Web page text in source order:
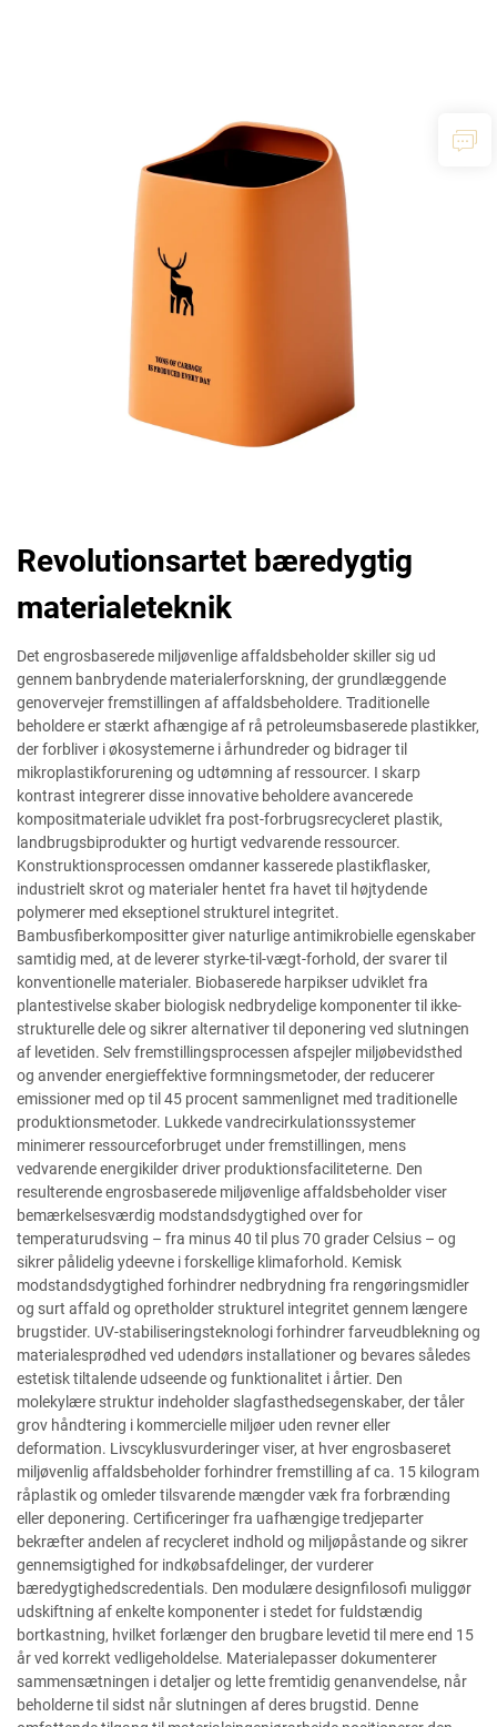
Revolutionsartet bæredygtig
materialeteknik
Det engrosbaserede miljøvenlige affaldsbeholder skiller sig ud
gennem banbrydende materialerforskning, der grundlæggende
genovervejer fremstillingen af affaldsbeholdere. Traditionelle
beholdere er stærkt afhængige af rå petroleumsbaserede plastikker,
der forbliver i økosystemerne i århundreder og bidrager til
mikroplastikforurening og udtømning af ressourcer. I skarp
kontrast integrerer disse innovative beholdere avancerede
kompositmateriale udviklet fra post-forbrugsrecycleret plastik,
landbrugsbiprodukter og hurtigt vedvarende ressourcer.
Konstruktionsprocessen omdanner kasserede plastikflasker,
industrielt skrot og materialer hentet fra havet til højtydende
polymerer med ekseptionel strukturel integritet.
Bambusfiberkompositter giver naturlige antimikrobielle egenskaber
samtidig med, at de leverer styrke-til-vægt-forhold, der svarer til
konventionelle materialer. Biobaserede harpikser udviklet fra
plantestivelse skaber biologisk nedbrydelige komponenter til ikke-
strukturelle dele og sikrer alternativer til deponering ved slutningen
af levetiden. Selv fremstillingsprocessen afspejler miljøbevidsthed
og anvender energieffektive formningsmetoder, der reducerer
emissioner med op til 45 procent sammenlignet med traditionelle
produktionsmetoder. Lukkede vandrecirkulationssystemer
minimerer ressourceforbruget under fremstillingen, mens
vedvarende energikilder driver produktionsfaciliteterne. Den
resulterende engrosbaserede miljøvenlige affaldsbeholder viser
bemærkelsesværdig modstandsdygtighed over for
temperaturudsving – fra minus 40 til plus 70 grader Celsius – og
sikrer pålidelig ydeevne i forskellige klimaforhold. Kemisk
modstandsdygtighed forhindrer nedbrydning fra rengøringsmidler
og surt affald og opretholder strukturel integritet gennem længere
brugstider. UV-stabiliseringsteknologi forhindrer farveudblekning og
materialesprødhed ved udendørs installationer og bevares således
estetisk tiltalende udseende og funktionalitet i årtier. Den
molekylære struktur indeholder slagfasthedsegenskaber, der tåler
grov håndtering i kommercielle miljøer uden revner eller
deformation. Livscyklusvurderinger viser, at hver engrosbaseret
miljøvenlig affaldsbeholder forhindrer fremstilling af ca. 15 kilogram
råplastik og omleder tilsvarende mængder væk fra forbrænding
eller deponering. Certificeringer fra uafhængige tredjeparter
bekræfter andelen af recycleret indhold og miljøpåstande og sikrer
gennemsigtighed for indkøbsafdelinger, der vurderer
bæredygtighedscredentials. Den modulære designfilosofi muliggør
udskiftning af enkelte komponenter i stedet for fuldstændig
bortkastning, hvilket forlænger den brugbare levetid til mere end 15
år ved korrekt vedligeholdelse. Materialepasser dokumenterer
sammensætningen i detaljer og lette fremtidig genanvendelse, når
beholderne til sidst når slutningen af deres brugstid. Denne